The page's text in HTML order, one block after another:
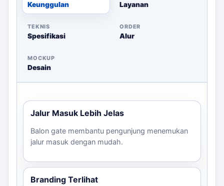
Keunggulan Layanan
TEKNIS
Spesifikasi
ORDER
Alur
MOCKUP
Desain
Jalur Masuk Lebih Jelas
Balon gate membantu pengunjung menemukan
jalur masuk dengan mudah.
Branding Terlihat